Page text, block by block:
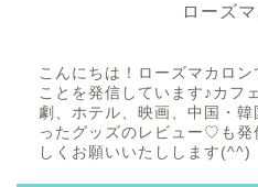
ローズ
こんにちは！ローズマカロ
ことを発信しています♪カフ
劇、ホテル、映画、中国・
ったグッズのレビュー♡も発
しくお願いいたしします(^^)